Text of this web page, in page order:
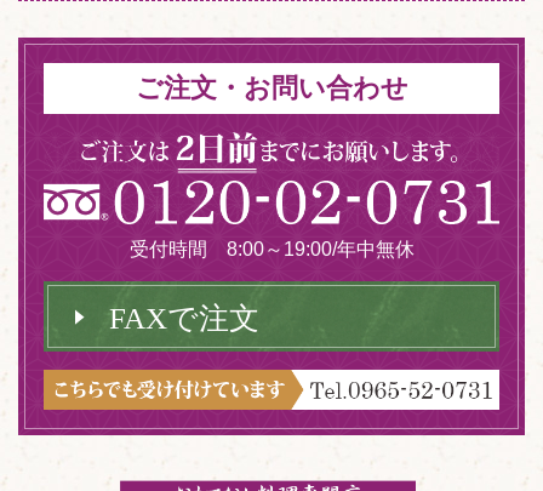
ご注文・お問い合わせ
受付時間 8:00～19:00/年中無休
FAXで注文